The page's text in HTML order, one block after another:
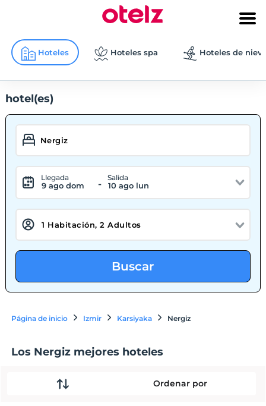
Hoteles Hoteles spa Hoteles de
hotel(es)
Llegada
9 ago dom -
Salida
10 ago lun
Buscar
Página de inicio Izmir Karsiyaka Nergiz
Los Nergiz mejores hoteles
Ordenar por